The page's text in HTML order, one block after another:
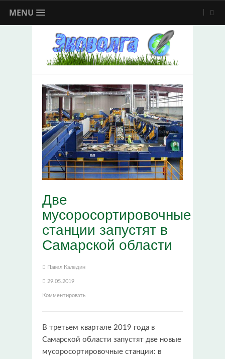
MENU
Две
мусоросортировочные
станции запустят в
Самарской области
Павел Каледин
29.05.2019
Комментировать
В третьем квартале 2019 года в
Самарской области запустят две новые
мусоросортировочные станции: в